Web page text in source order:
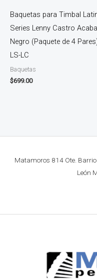
Baquetas para Timbal
Series Lenny Castro
Negro (Paquete de 4
LS-LC
Baquetas
$699.00
Matamoros 814 Ote.
León